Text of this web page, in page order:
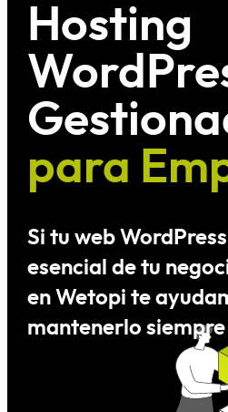
Hosting
para
Si tu web
esencial de tu
en Wetopi te
mantenerlo